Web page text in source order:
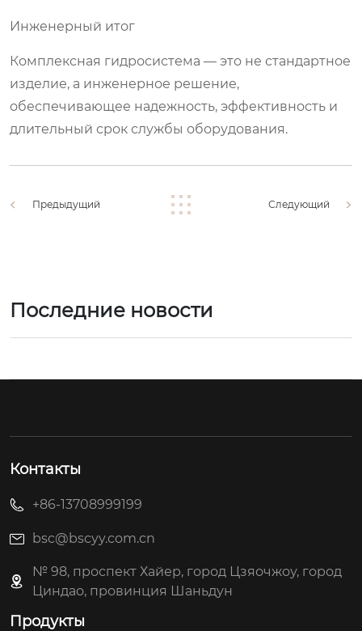
Инженерный итог
Комплексная гидросистема — это не стандартное
изделие, а инженерное решение,
обеспечивающее надежность, эффективность и
длительный срок службы оборудования.
Предыдущий Следующий
Последние новости
Контакты
+86-13708999199
bsc@bscyy.com.cn
№ 98, проспект Хайер, город Цзяочжоу, город
Циндао, провинция Шаньдун
Продукты